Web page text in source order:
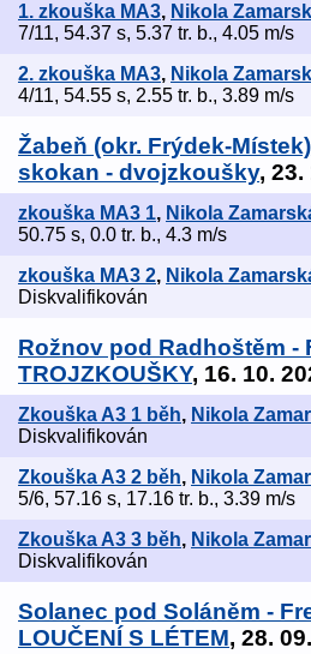
1. zkouška MA3, Nikola
7/11, 54.37 s, 5.37 tr. b., 4.05 m/s
2. zkouška MA3, Nikola
4/11, 54.55 s, 2.55 tr. b., 3.89 m/s
Žabeň (okr. Frýdek-
skokan - dvojzkoušky, 23.
zkouška MA3 1, Nikola
50.75 s, 0.0 tr. b., 4.3 m/s
zkouška MA3 2, Nikola
Diskvalifikován
Rožnov pod Radhoštěm -
TROJZKOUŠKY, 16. 10.
Zkouška A3 1 běh, Nikola
Diskvalifikován
Zkouška A3 2 běh, Nikola
5/6, 57.16 s, 17.16 tr. b., 3.39 m/s
Zkouška A3 3 běh, Nikola
Diskvalifikován
Solanec pod Soláněm -
LOUČENÍ S LÉTEM, 28.